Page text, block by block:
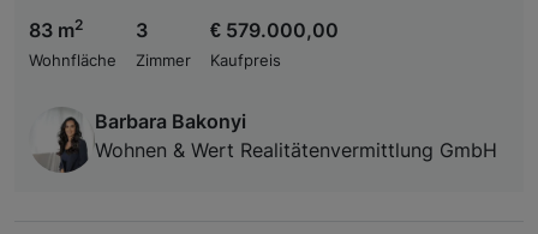
83 m2
Wohnfläche
3
Zimmer
€ 579.000,00
Kaufpreis
Barbara Bakonyi
Wohnen & Wert Realitätenvermittlung GmbH